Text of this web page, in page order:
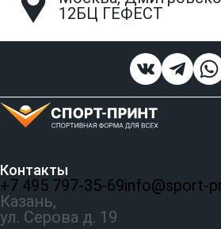
12БЦ ГЕФЕСТ
Контакты
+7 495 797‑35-69info@sport-
Казань,
ул. Серова д. 19